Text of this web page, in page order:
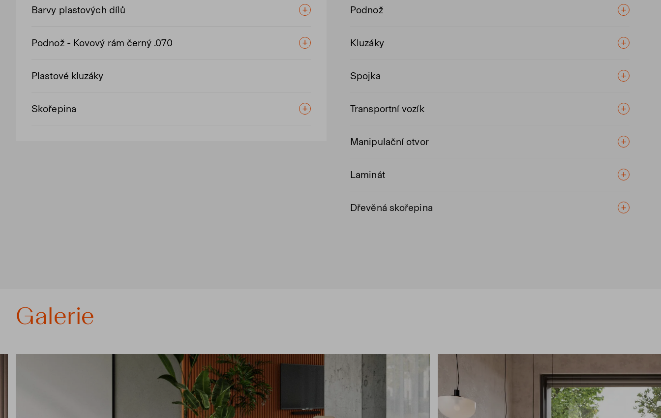
Barvy plastových dílů
Podnož - Kovový rám černý .070
Plastové kluzáky
Skořepina
Podnož
Kluzáky
Spojka
Transportní vozík
Manipulační otvor
Laminát
Dřevěná skořepina
Galerie